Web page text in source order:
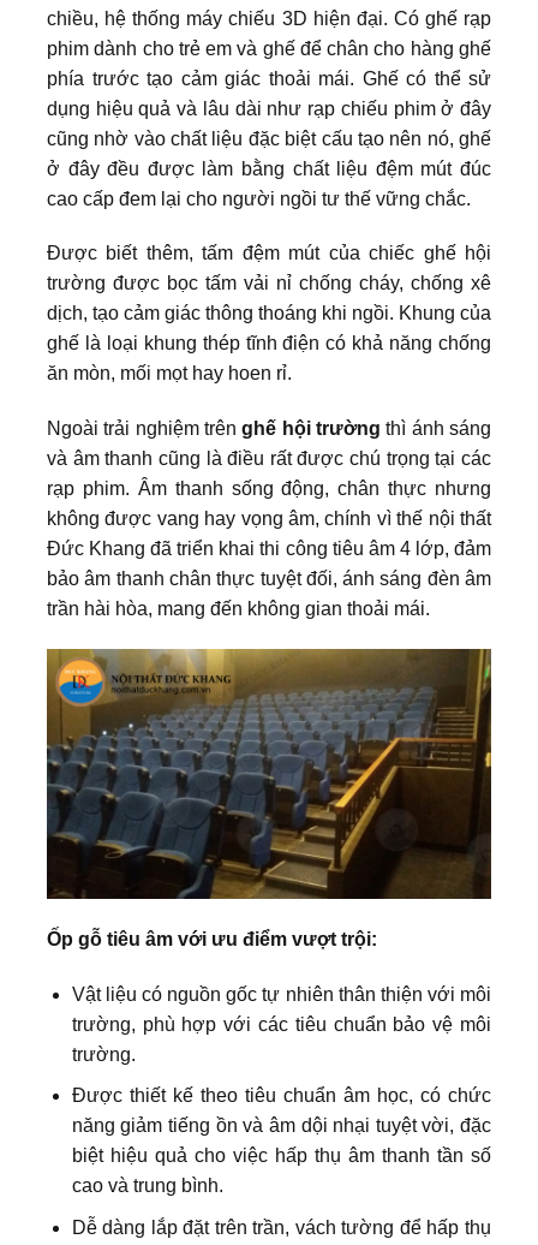
chiều, hệ thống máy chiếu 3D hiện đại. Có ghế rạp
phim dành cho trẻ em và ghế để chân cho hàng ghế
phía trước tạo cảm giác thoải mái. Ghế có thể sử
dụng hiệu quả và lâu dài như rạp chiếu phim ở đây
cũng nhờ vào chất liệu đặc biệt cấu tạo nên nó, ghế
ở đây đều được làm bằng chất liệu đệm mút đúc
cao cấp đem lại cho người ngồi tư thế vững chắc.
Được biết thêm, tấm đệm mút của chiếc ghế hội
trường được bọc tấm vải nỉ chống cháy, chống xê
dịch, tạo cảm giác thông thoáng khi ngồi. Khung của
ghế là loại khung thép tĩnh điện có khả năng chống
ăn mòn, mối mọt hay hoen rỉ.
Ngoài trải nghiệm trênghế hội trường thì ánh sáng
và âm thanh cũng là điều rất được chú trọng tại các
rạp phim. Âm thanh sống động, chân thực nhưng
không được vang hay vọng âm, chính vì thế nội thất
Đức Khang đã triển khai thi công tiêu âm 4 lớp, đảm
bảo âm thanh chân thực tuyệt đối, ánh sáng đèn âm
trần hài hòa, mang đến không gian thoải mái.
Ốp gỗ tiêu âm với ưu điểm vượt trội:
Vật liệu có nguồn gốc tự nhiên thân thiện với môi
trường, phù hợp với các tiêu chuẩn bảo vệ môi
trường.
Được thiết kế theo tiêu chuẩn âm học, có chức
năng giảm tiếng ồn và âm dội nhại tuyệt vời, đặc
biệt hiệu quả cho việc hấp thụ âm thanh tần số
cao và trung bình.
Dễ dàng lắp đặt trên trần, vách tường để hấp thụ